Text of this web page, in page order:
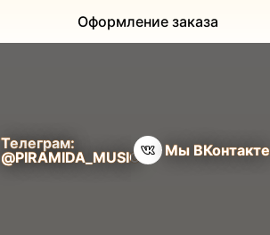
Оформление заказа
Телеграм:
@PIRAMIDA_MUSIC
Мы ВКонтакте